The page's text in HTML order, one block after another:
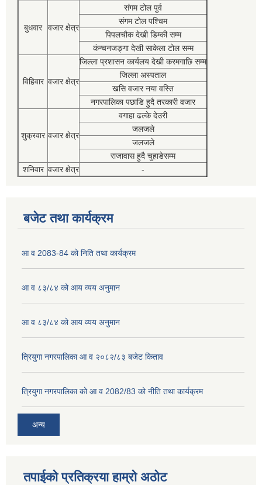
बुधवार वजार क्षेत्र
संगम टोल पुर्व
संगम टोल पश्चिम
पिपलचौक देखी डिम्की सम्म
कंन्चनजङ्गा देखी साकेला टोल सम्म
विहिवार वजार क्षेत्र
जिल्ला प्रशासन कार्यलय देखी करमगाछि सम्म
जिल्ला अस्पताल
खसि वजार नया वस्ति
नगरपालिका पछाडि हुदै तरकारी वजार
शुक्रवार वजार क्षेत्र
वगाहा ढल्के देउरी
जलजले
जलजले
राजावास हुदै चुहाडेसम्म
शनिवार वजार क्षेत्र -
बजेट तथा कार्यक्रम
आ व 2083-84 को निति तथा कार्यक्रम
आ व ८३/८४ को आय व्यय अनुमान
आ व ८३/८४ को आय व्यय अनुमान
त्रियुगा नगरपालिका आ व २०८२/८३ बजेट किताव
त्रियुगा नगरपालिका को आ व 2082/83 को नीति तथा कार्यक्रम
अन्य
तपाईको प्रतिक्रया हाम्रो अठोट